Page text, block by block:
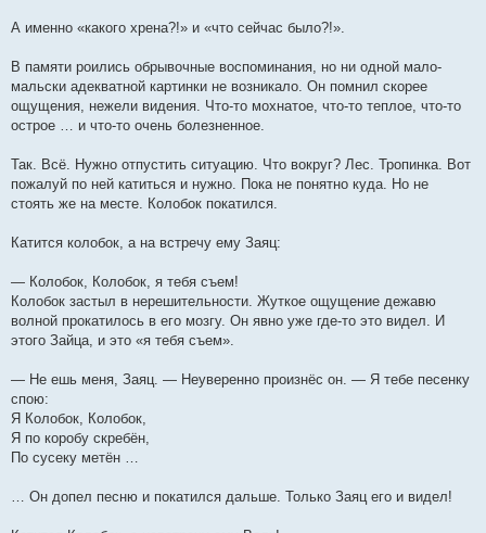
А именно «какого хрена?!» и «что сейчас было?!».
В памяти роились обрывочные воспоминания, но ни одной мало-
мальски адекватной картинки не возникало. Он помнил скорее
ощущения, нежели видения. Что-то мохнатое, что-то теплое, что-то
острое … и что-то очень болезненное.
Так. Всё. Нужно отпустить ситуацию. Что вокруг? Лес. Тропинка. Вот
пожалуй по ней катиться и нужно. Пока не понятно куда. Но не
стоять же на месте. Колобок покатился.
Катится колобок, а на встречу ему Заяц:
— Колобок, Колобок, я тебя съем!
Колобок застыл в нерешительности. Жуткое ощущение дежавю
волной прокатилось в его мозгу. Он явно уже где-то это видел. И
этого Зайца, и это «я тебя съем».
— Не ешь меня, Заяц. — Неуверенно произнёс он. — Я тебе песенку
спою:
Я Колобок, Колобок,
Я по коробу скребён,
По сусеку метён …
… Он допел песню и покатился дальше. Только Заяц его и видел!